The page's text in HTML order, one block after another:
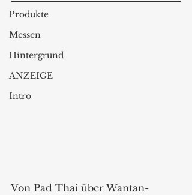
Produkte
Messen
Hintergrund
ANZEIGE
Intro
Von Pad Thai über Wantan-